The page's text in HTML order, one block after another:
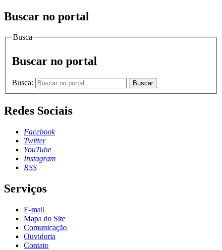
Buscar no portal
Busca
Buscar no portal
Busca: Buscar
Redes Sociais
Facebook
Twitter
YouTube
Instagram
RSS
Serviços
E-mail
Mapa do Site
Comunicação
Ouvidoria
Contato